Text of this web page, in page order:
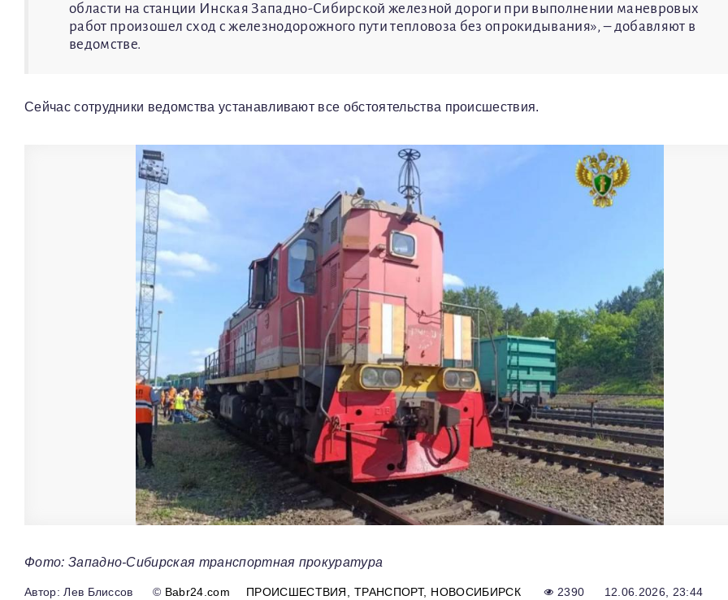
области на станции Инская Западно-Сибирской железной дороги при выполнении маневровых
работ произошел сход с железнодорожного пути тепловоза без опрокидывания», – добавляют в
ведомстве.
Сейчас сотрудники ведомства устанавливают все обстоятельства происшествия.
Фото: Западно-Сибирская транспортная прокуратура
Лев Блиссов © Babr24.com ПРОИСШЕСТВИЯ ТРАНСПОРТ НОВОСИБИРСК 2390 12.06.2026, 23:44